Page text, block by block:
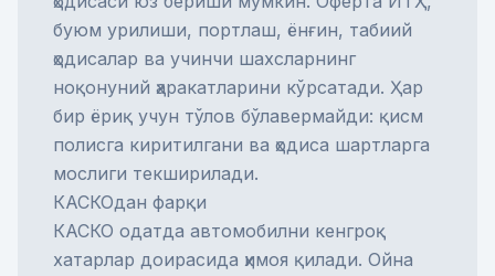
буюм урилиши, портлаш, ёнғин, табиий
ҳодисалар ва учинчи шахсларнинг
ноқонуний ҳаракатларини кўрсатади. Ҳар
бир ёриқ учун тўлов бўлавермайди: қисм
полисга киритилгани ва ҳодиса шартларга
мослиги текширилади.
КАСКОдан фарқи
КАСКО одатда автомобилни кенгроқ
хатарлар доирасида ҳимоя қилади. Ойна